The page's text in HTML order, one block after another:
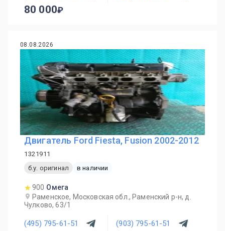
80 000
08.08.2026
Двигатель Ford Fiesta, Fusion 2002-2012
1321911
б.у. оригинал
в наличии
900 Омега
Раменское, Московская обл., Раменский р-н, д.
Чулково, 63/1
(495) 795-61-51 (903) 795-61-51